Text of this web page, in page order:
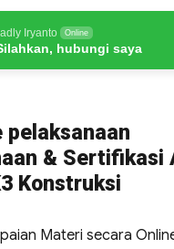
Iryanto Online
hubungi saya
pelaksanaan
& Sertifikasi
Konstruksi
Materi secara